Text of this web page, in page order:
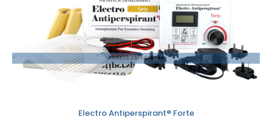
Přidat k objednávce
Electro Antiperspirant® Forte